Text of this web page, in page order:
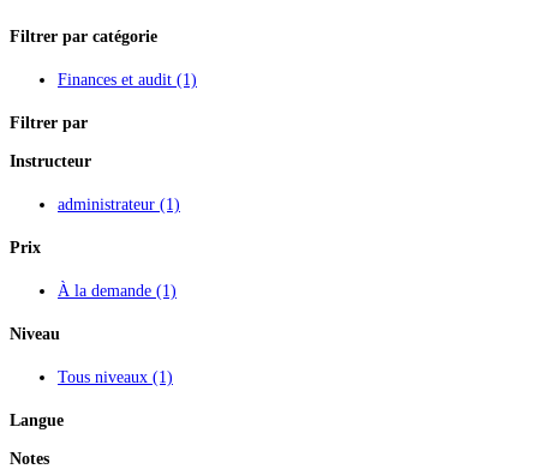
Filtrer par catégorie
Finances et audit (1)
Filtrer par
Instructeur
administrateur (1)
Prix
À la demande (1)
Niveau
Tous niveaux (1)
Langue
Notes